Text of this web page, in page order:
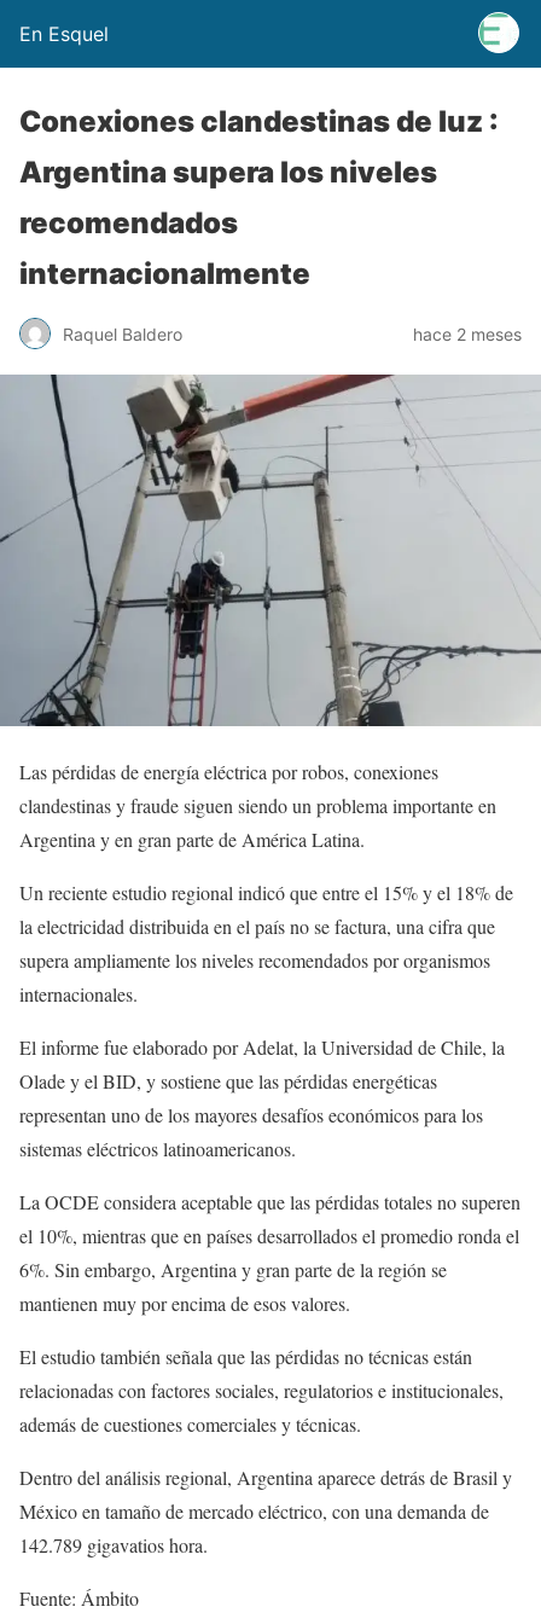
En Esquel
Conexiones clandestinas de luz :
Argentina supera los niveles
recomendados
internacionalmente
Raquel Baldero hace 2 meses
Las pérdidas de energía eléctrica por robos, conexiones
clandestinas y fraude siguen siendo un problema importante en
Argentina y en gran parte de América Latina.
Un reciente estudio regional indicó que entre el 15% y el 18% de
la electricidad distribuida en el país no se factura, una cifra que
supera ampliamente los niveles recomendados por organismos
internacionales.
El informe fue elaborado por Adelat, la Universidad de Chile, la
Olade y el BID, y sostiene que las pérdidas energéticas
representan uno de los mayores desafíos económicos para los
sistemas eléctricos latinoamericanos.
La OCDE considera aceptable que las pérdidas totales no superen
el 10%, mientras que en países desarrollados el promedio ronda el
6%. Sin embargo, Argentina y gran parte de la región se
mantienen muy por encima de esos valores.
El estudio también señala que las pérdidas no técnicas están
relacionadas con factores sociales, regulatorios e institucionales,
además de cuestiones comerciales y técnicas.
Dentro del análisis regional, Argentina aparece detrás de Brasil y
México en tamaño de mercado eléctrico, con una demanda de
142.789 gigavatios hora.
Fuente: Ámbito